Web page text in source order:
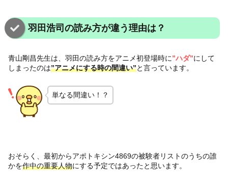
羽田浩司の読み方が違う理由は？
青山剛昌先生は、羽田の読み方をアニメ初登場時に”ハダ”にして
しまったのは”アニメにする時の間違い”と言っています。
単なる間違い！？
おそらく、最初からアポトキシン4869の被験者リストのうちの誰
かを作中の重要人物にする予定ではあったと思います。